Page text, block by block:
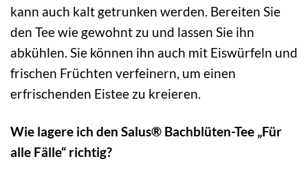
kann auch kalt getrunken werden. Bereiten Sie
den Tee wie gewohnt zu und lassen Sie ihn
abkühlen. Sie können ihn auch mit Eiswürfeln und
frischen Früchten verfeinern, um einen
erfrischenden Eistee zu kreieren.
Wie lagere ich den Salus® Bachblüten-Tee „Für
alle Fälle“ richtig?